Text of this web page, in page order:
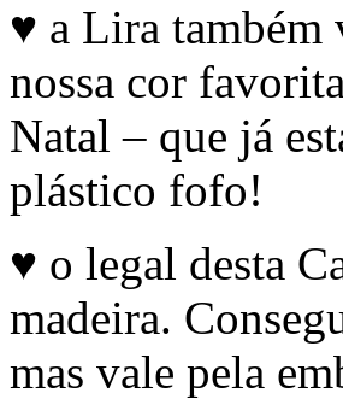
♥ a Lira também
nossa cor
Natal – que já
plástico fofo!
♥ o legal desta
madeira.
mas vale pela